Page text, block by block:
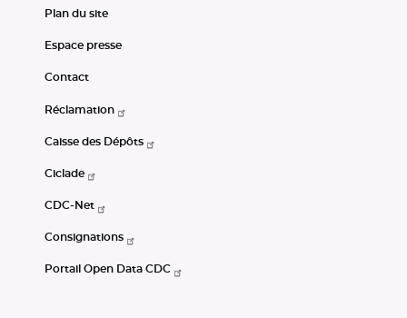
Plan du site
Espace presse
Contact
Réclamation
Caisse des Dépôts
Ciclade
CDC-Net
Consignations
Portail Open Data CDC